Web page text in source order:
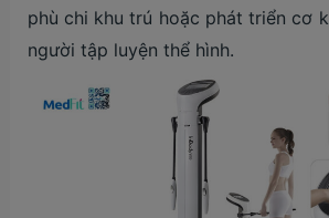
phù chi khu trú hoặc phát triển cơ
người tập luyện thể hình.